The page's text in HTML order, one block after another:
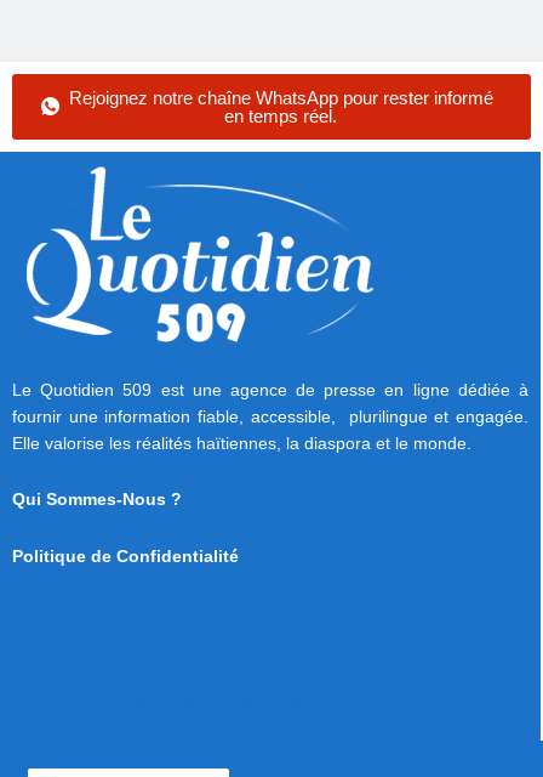
Rejoignez notre chaîne WhatsApp pour rester informé
en temps réel.
Le Quotidien 509 est une agence de presse en ligne dédiée à
fournir une information fiable, accessible, plurilingue et engagée.
Elle valorise les réalités haïtiennes, la diaspora et le monde.
Qui Sommes-Nous ?
Politique de Confidentialité